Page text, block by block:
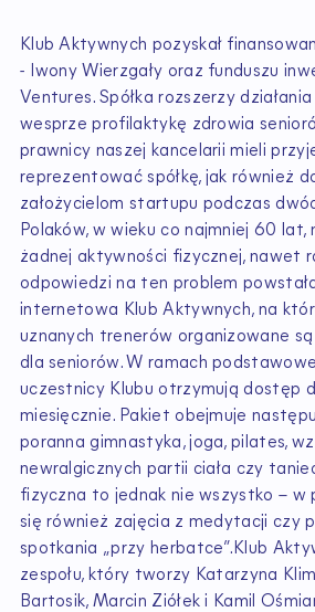
Klub Aktywnych pozyskał
- Iwony Wierzgały oraz funduszu
Ventures. Spółka rozszerzy działania
wesprze profilaktykę zdrowia
prawnicy naszej kancelarii mieli
reprezentować spółkę, jak również
założycielom startupu podczas
Polaków, w wieku co najmniej 60 lat,
żadnej aktywności fizycznej, nawet
odpowiedzi na ten problem
internetowa Klub Aktywnych, na
uznanych trenerów organizowane
dla seniorów. W ramach
uczestnicy Klubu otrzymują dostęp
miesięcznie. Pakiet obejmuje
poranna gimnastyka, joga, pilates,
newralgicznych partii ciała czy
fizyczna to jednak nie wszystko – w
się również zajęcia z medytacji czy
spotkania „przy herbatce”.Klub
zespołu, który tworzy Katarzyna
Bartosik, Marcin Ziółek i Kamil